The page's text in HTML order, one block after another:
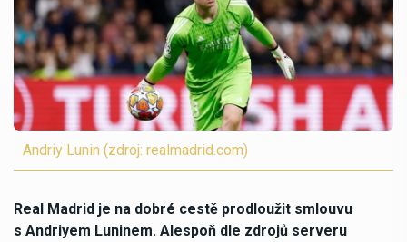
Andriy Lunin (zdroj: realmadrid.com)
Real Madrid je na dobré cestě prodloužit smlouvu
s Andriyem Luninem. Alespoň dle zdrojů serveru